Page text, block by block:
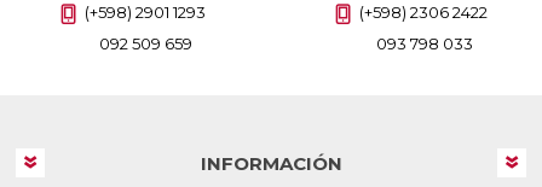
(+598) 2901 1293
092 509 659
(+598) 2306 2422
093 798 033
INFORMACIÓN